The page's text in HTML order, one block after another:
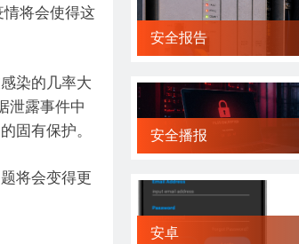
将会使得这
染的几率大
泄露事件中
固有保护。
将会变得更
安全报告
安全播报
安卓